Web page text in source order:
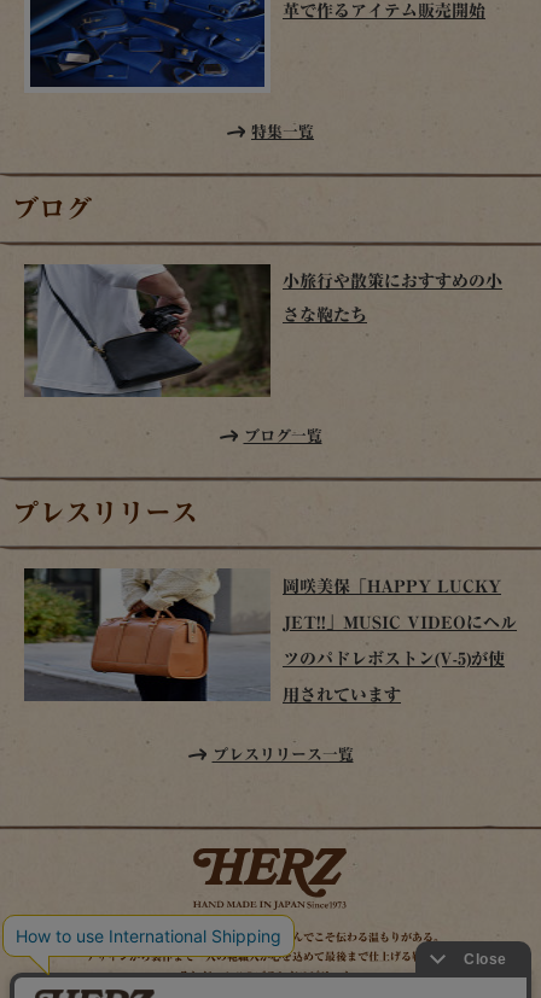
革で作るアイテム販売開始
特集一覧
ブログ
小旅行や散策におすすめの小
さな鞄たち
ブログ一覧
プレスリリース
岡咲美保「HAPPY LUCKY
JET!!」MUSIC VIDEOにヘル
ツのパドレボストン(V-5)が使
用されています
プレスリリース一覧
時を経てこそ解る味わいがある。使い込んでこそ伝わる温もりがある。
デザインから製作まで一人の鞄職人が心を込めて最後まで仕上げる鞄作り。
それがヘルツのブランドスピリット。